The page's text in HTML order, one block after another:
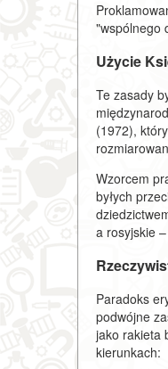
"wspólnego
Użycie
Te zasady
(1972),
Wzorcem
byłych
a rosyjskie
Paradoks
podwójne
jako rakieta
kierunkach: